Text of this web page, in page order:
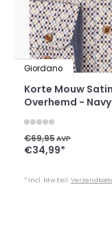
Giordano
Korte Mouw
Overhemd - Navy
€69,95AVP
€34,99*
* Incl. btw Excl.